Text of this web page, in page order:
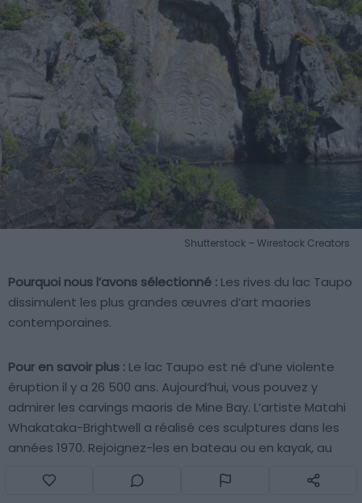
Shutterstock – Wirestock Creators
Pourquoi nous l’avons sélectionné : Les rives du lac Taupo
dissimulent les plus grandes œuvres d’art maories
contemporaines.
Pour en savoir plus : Le lac Taupo est né d’une violente
éruption il y a 26 500 ans. Aujourd’hui, vous pouvez y
admirer les carvings maoris de Mine Bay. L’artiste Matahi
Whakataka-Brightwell a réalisé ces sculptures dans les
années 1970. Rejoignez-les en bateau ou en kayak, au
sources chaudes naturelles et permettent un accès